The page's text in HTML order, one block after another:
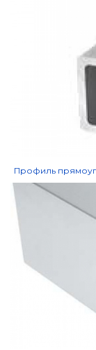
Профиль